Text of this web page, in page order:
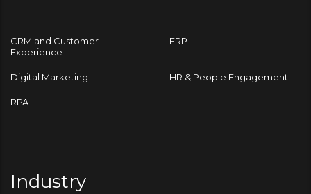
CRM and Customer
Experience
ERP
Digital Marketing HR & People Engagement
RPA
Industry